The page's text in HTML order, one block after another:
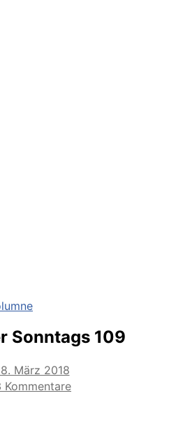
Kategorien
Sonntags 109
März 2018
Kommentarezu